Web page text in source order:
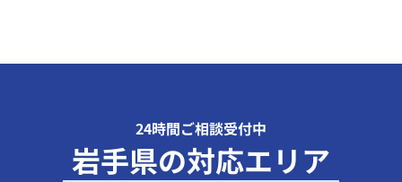
24時間ご相談受付中
岩手県の対応エリア